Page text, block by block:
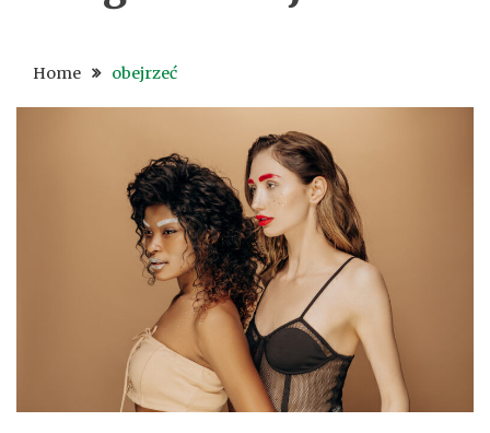
Home obejrzeć